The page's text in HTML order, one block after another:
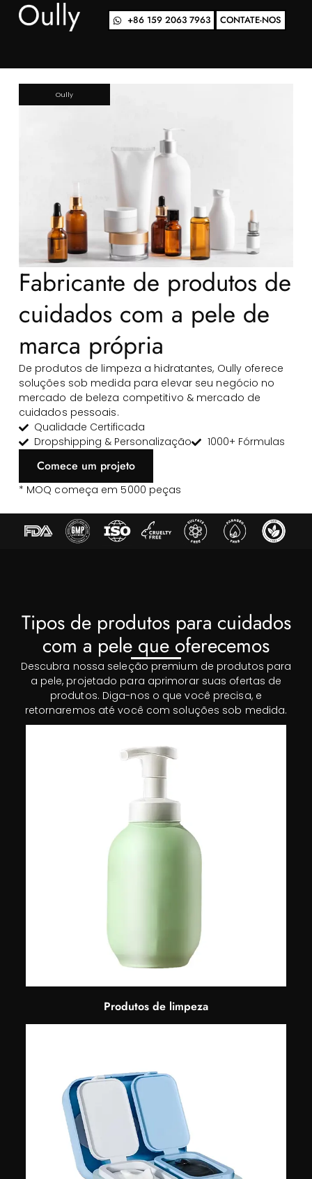
+86 159 2063 7963 CONTATE-NOS
Fabricante de produtos de
cuidados com a pele de
marca própria
De produtos de limpeza a hidratantes, Oully oferece
soluções sob medida para elevar seu negócio no
mercado de beleza competitivo & mercado de
cuidados pessoais.
Qualidade Certificada
Dropshipping & Personalização
1000+ Fórmulas
Comece um projeto
* MOQ começa em 5000 peças
Oully
Tipos de produtos para cuidados
com a pele que oferecemos
Descubra nossa seleção premium de produtos para
a pele, projetado para aprimorar suas ofertas de
produtos. Diga-nos o que você precisa, e
retornaremos até você com soluções sob medida.
Produtos de limpeza